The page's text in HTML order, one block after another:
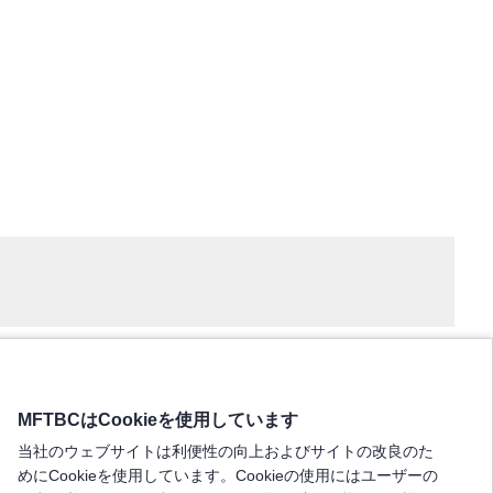
MFTBCはCookieを使用しています
当社のウェブサイトは利便性の向上およびサイトの改良のた
めにCookieを使用しています。Cookieの使用にはユーザーの